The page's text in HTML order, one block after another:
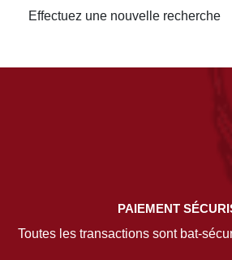
Effectuez une nouvelle recherche
PAIEMENT
Toutes les transactions sont bat-